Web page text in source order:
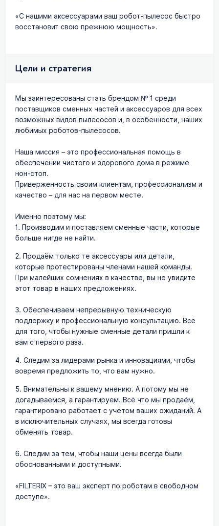
«С нашими аксессуарами ваш робот-пылесос быстро
восстановит свою прежнюю мощность».
Цели и стратегия
Мы заинтересованы стать брендом № 1 среди
поставщиков сменных частей и аксессуаров для всех
возможных видов пылесосов и, в особенности, наших
любимых роботов-пылесосов.
Наша миссия – это профессиональная помощь в
обеспечении чистого и здорового дома в режиме
нон-стоп.
Приверженность своим клиентам, профессионализм и
качество – для нас на первом месте.
Именно поэтому мы:
1. Производим и поставляем сменные части, которые
больше нигде не найти.
2. Продаём только те аксессуары или детали,
которые протестированы членами нашей команды.
При малейших сомнениях в качестве, вы не увидите
этот товар в наших предложениях.
3. Обеспечиваем непрерывную техническую
поддержку и профессиональную консультацию. Всё
для того, чтобы нужные сменные детали пришли к
вам с первого раза.
4. Следим за лидерами рынка и инновациями, чтобы
вовремя предложить то, что вам нужно.
5. Внимательны к вашему мнению. А потому мы не
догадываемся, а гарантируем. Всё что мы продаём,
гарантировано работает с учётом ваших ожиданий. А
в исключительных случаях, мы всегда готовы
обменять товар.
6. Следим за тем, чтобы наши цены всегда были
обоснованными и доступными.
«FILTERIX – это ваш эксперт по роботам в свободном
доступе».